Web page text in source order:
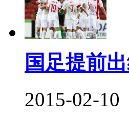
国足提前
2015-02-